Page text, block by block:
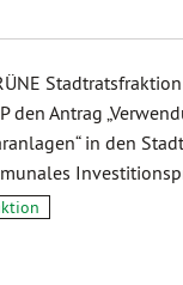
den Antrag
in den